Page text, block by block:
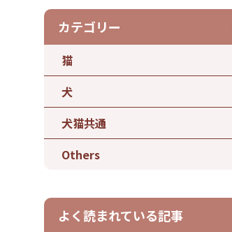
カテゴリー
猫
犬
犬猫共通
Others
よく読まれている記事